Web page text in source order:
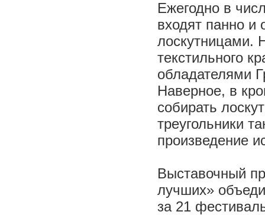
Ежегодно в
входят панно и
лоскутницами.
текстильного
обладателями
Наверное, в
собирать
треугольники
произведение
Выставочный
лучших»
за 21